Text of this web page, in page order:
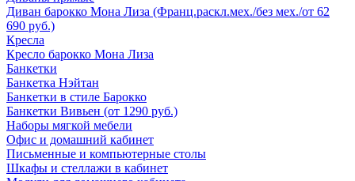
Диван барокко Мона Лиза (Франц.раскл.мех./без мех./от 62
690 руб.)
Кресла
Кресло барокко Мона Лиза
Банкетки
Банкетка Нэйтан
Банкетки в стиле Барокко
Банкетки Вивьен (от 1290 руб.)
Наборы мягкой мебели
Офис и домашний кабинет
Письменные и компьютерные столы
Шкафы и стеллажи в кабинет